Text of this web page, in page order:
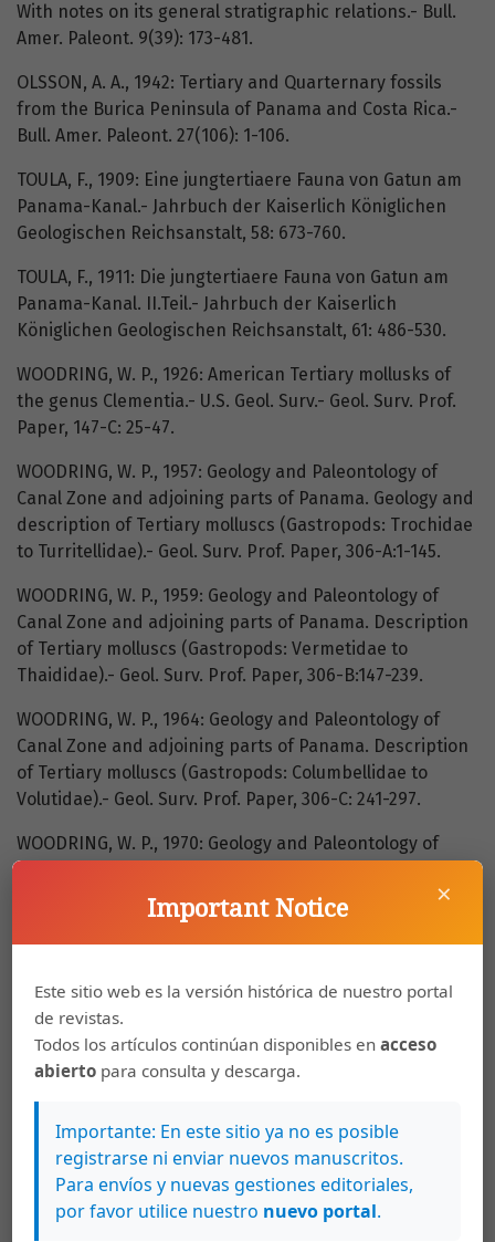
With notes on its general stratigraphic relations.- Bull.
Amer. Paleont. 9(39): 173-481.
OLSSON, A. A., 1942: Tertiary and Quarternary fossils
from the Burica Peninsula of Panama and Costa Rica.-
Bull. Amer. Paleont. 27(106): 1-106.
TOULA, F., 1909: Eine jungtertiaere Fauna von Gatun am
Panama-Kanal.- Jahrbuch der Kaiserlich Königlichen
Geologischen Reichsanstalt, 58: 673-760.
TOULA, F., 1911: Die jungtertiaere Fauna von Gatun am
Panama-Kanal. II.Teil.- Jahrbuch der Kaiserlich
Königlichen Geologischen Reichsanstalt, 61: 486-530.
WOODRING, W. P., 1926: American Tertiary mollusks of
the genus Clementia.- U.S. Geol. Surv.- Geol. Surv. Prof.
Paper, 147-C: 25-47.
WOODRING, W. P., 1957: Geology and Paleontology of
Canal Zone and adjoining parts of Panama. Geology and
description of Tertiary molluscs (Gastropods: Trochidae
to Turritellidae).- Geol. Surv. Prof. Paper, 306-A:1-145.
WOODRING, W. P., 1959: Geology and Paleontology of
Canal Zone and adjoining parts of Panama. Description
of Tertiary molluscs (Gastropods: Vermetidae to
Thaididae).- Geol. Surv. Prof. Paper, 306-B:147-239.
WOODRING, W. P., 1964: Geology and Paleontology of
Canal Zone and adjoining parts of Panama. Description
of Tertiary molluscs (Gastropods: Columbellidae to
Volutidae).- Geol. Surv. Prof. Paper, 306-C: 241-297.
WOODRING, W. P., 1970: Geology and Paleontology of
of Tertiary molluscs (Gastropods: Eulimidae,
Marginellidaeto Helminthoglyptidae).- Geol. Surv. Prof.
Paper, 306-D: 299-452.
WOODRING, W. P., 1973 (a): The Miocene Caribbean
faunal province and its subprovinces.- Verh.
Naturforsch. Ges. Basel, 84(1): 209-213.
of Tertiary molluscs (Additions to gastropods,
pelecypods: Nuculidae to Mallaeidae).- Geol. Surv. Prof.
Paper, 306-E:453-539.
×
Important Notice
Este sitio web es la versión histórica de nuestro portal
de revistas.
Todos los artículos continúan disponibles enacceso
abierto para consulta y descarga.
Importante: En este sitio ya no es posible
registrarse ni enviar nuevos manuscritos.
Para envíos y nuevas gestiones editoriales,
por favor utilice nuestro nuevo portal.